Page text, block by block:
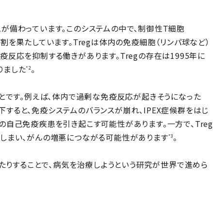
わっています。このシステムの中で、制御性T細胞
果たしています。Tregは体内の免疫細胞（リンパ球など）
反応を抑制する働きがあります。Tregの存在は1995年に
ました*2。
す。例えば、体内で過剰な免疫反応が起きそうになった
ると、免疫システムのバランスが崩れ、IPEX症候群をはじ
己免疫疾患を引き起こす可能性があります。一方で、Treg
まい、がんの増悪につながる可能性があります*3。
することで、病気を治療しようという研究が世界で進めら